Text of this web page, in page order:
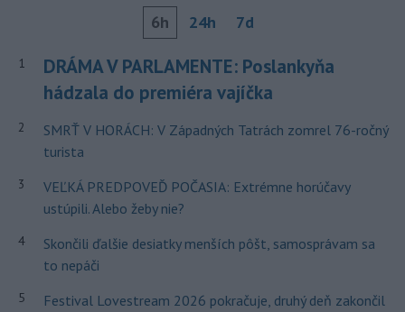
6h 24h 7d
1
DRÁMA V PARLAMENTE: Poslankyňa
hádzala do premiéra vajíčka
2
SMRŤ V HORÁCH: V Západných Tatrách zomrel 76-ročný
turista
3
VEĽKÁ PREDPOVEĎ POČASIA: Extrémne horúčavy
ustúpili. Alebo žeby nie?
4
Skončili ďalšie desiatky menších pôšt, samosprávam sa
to nepáči
5
Festival Lovestream 2026 pokračuje, druhý deň zakončil